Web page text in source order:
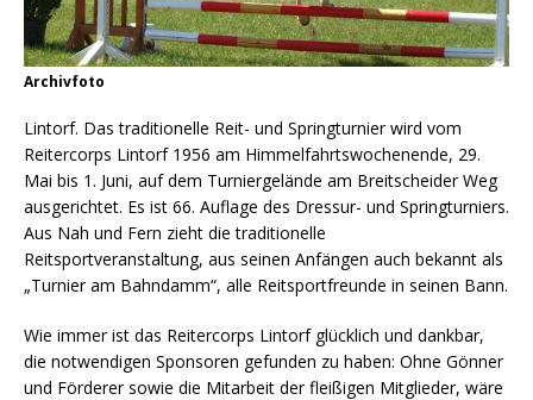
Archivfoto
Lintorf. Das traditionelle Reit- und Springturnier wird vom
Reitercorps Lintorf 1956 am Himmelfahrtswochenende, 29.
Mai bis 1. Juni, auf dem Turniergelände am Breitscheider Weg
ausgerichtet. Es ist 66. Auflage des Dressur- und Springturniers.
Aus Nah und Fern zieht die traditionelle
Reitsportveranstaltung, aus seinen Anfängen auch bekannt als
„Turnier am Bahndamm“, alle Reitsportfreunde in seinen Bann.
Wie immer ist das Reitercorps Lintorf glücklich und dankbar,
die notwendigen Sponsoren gefunden zu haben: Ohne Gönner
und Förderer sowie die Mitarbeit der fleißigen Mitglieder, wäre